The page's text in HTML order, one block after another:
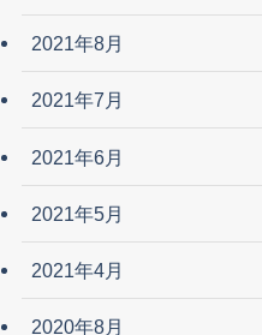
2021年8月
2021年7月
2021年6月
2021年5月
2021年4月
2020年8月